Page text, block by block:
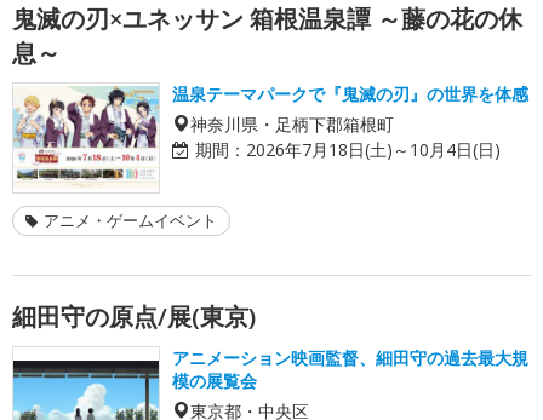
鬼滅の刃×ユネッサン 箱根温泉譚 ～藤の花の休
息～
温泉テーマパークで『鬼滅の刃』の世界を体感
神奈川県・足柄下郡箱根町
期間： 2026年7月18日(土)～10月4日(日)
アニメ・ゲームイベント
細田守の原点/展(東京)
アニメーション映画監督、細田守の過去最大規
模の展覧会
東京都・中央区